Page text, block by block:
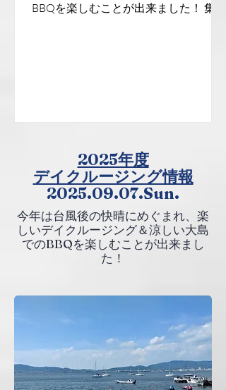
BBQを楽しむことが出来ました！ 集合
2025年度
デイクルージング情報
2025.09.07.Sun.
今年は台風後の快晴にめぐまれ、楽
しいデイクルージング＆涼しい大島
でのBBQを楽しむことが出来まし
た！